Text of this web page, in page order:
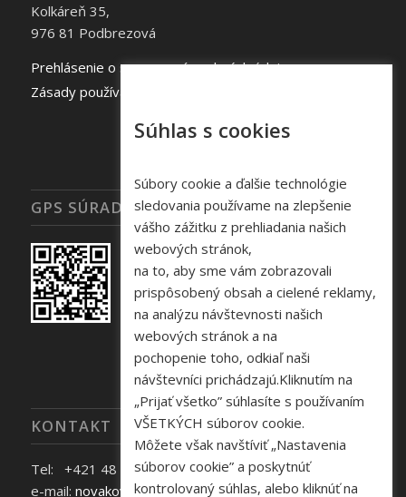
Kolkáreň 35,
976 81 Podbrezová
Prehlásenie o spracovaní osobných údajov
Zásady používania súborov cookie
GPS SÚRADNICE
KONTAKT
Tel: +421 48 645 40 35
e-mail: novakova@zelpo.sk
Súhlas s cookies
Súbory cookie a ďalšie technológie
sledovania používame na zlepšenie
vášho zážitku z prehliadania našich
webových stránok,
na to, aby sme vám zobrazovali
prispôsobený obsah a cielené reklamy,
na analýzu návštevnosti našich
webových stránok a na
pochopenie toho, odkiaľ naši
návštevníci prichádzajú.Kliknutím na
„Prijať všetko” súhlasíte s používaním
VŠETKÝCH súborov cookie.
Môžete však navštíviť „Nastavenia
súborov cookie” a poskytnúť
kontrolovaný súhlas, alebo kliknúť na